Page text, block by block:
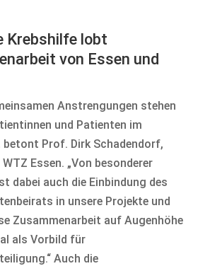
Krebshilfe lobt
von Essen und
Anstrengungen stehen
und Patienten im
Prof. Dirk Schadendorf,
Essen. „Von besonderer
dabei auch die Einbindung des
in unsere Projekte und
Zusammenarbeit auf Augenhöhe
als Vorbild für
Auch die